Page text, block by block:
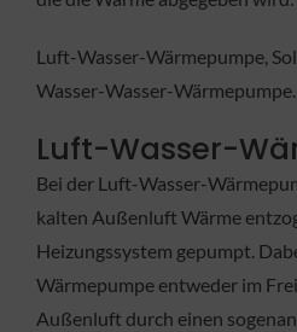
Luft-Wasser-Wärmepumpe,
Wasser-Wasser-Wärmepumpe.
Luft-Wasser-
Bei der Luft-Wasser-
kalten Außenluft Wärme
Heizungssystem gepumpt.
Wärmepumpe entweder im
Außenluft durch einen